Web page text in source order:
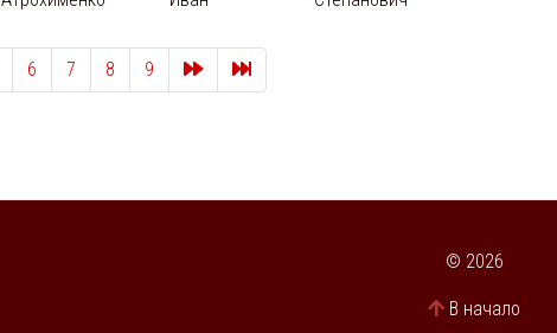
6 7 8 9 След. Последняя страница
© 2026
В начало